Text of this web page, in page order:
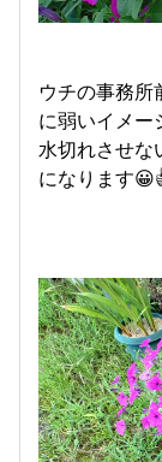
ウチの事務所
に弱いイメー
水切れさせな
になります